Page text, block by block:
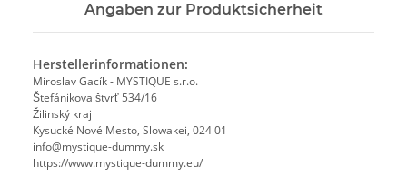
Angaben zur Produktsicherheit
Herstellerinformationen:
Miroslav Gacík - MYSTIQUE s.r.o.
Štefánikova štvrť 534/16
Žilinský kraj
Kysucké Nové Mesto, Slowakei, 024 01
info@mystique-dummy.sk
https://www.mystique-dummy.eu/